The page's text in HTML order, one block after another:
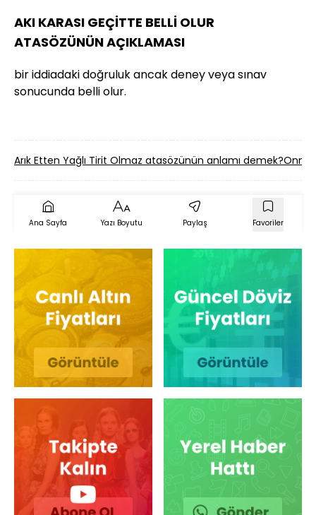
AKI KARASI GEÇİTTE BELLİ OLUR
ATASÖZÜNÜN AÇIKLAMASI
bir iddiadaki doğruluk ancak deney veya sınav
sonucunda belli olur.
Arık Etten Yağlı Tirit Olmaz atasözünün anlamı demek?
Ana Sayfa Yazı Boyutu Paylaş Favoriler